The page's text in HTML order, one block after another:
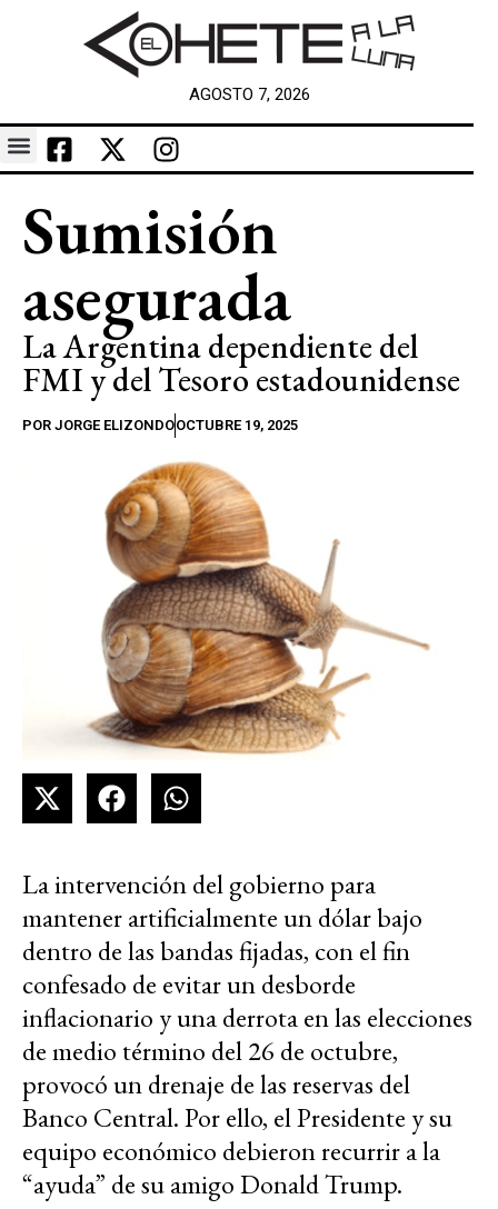
AGOSTO 7, 2026
Sumisión
asegurada
La Argentina dependiente del
FMI y del Tesoro estadounidense
POR JORGE ELIZONDOOCTUBRE 19, 2025
La intervención del gobierno para
mantener artificialmente un dólar bajo
dentro de las bandas fijadas, con el fin
confesado de evitar un desborde
inflacionario y una derrota en las elecciones
de medio término del 26 de octubre,
provocó un drenaje de las reservas del
Banco Central. Por ello, el Presidente y su
equipo económico debieron recurrir a la
“ayuda” de su amigo Donald Trump.